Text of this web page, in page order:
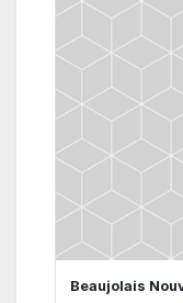
Beaujolais